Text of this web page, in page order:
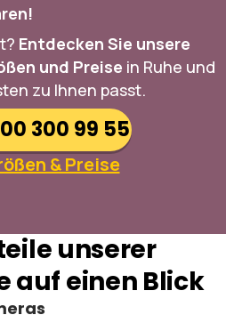
Entdecken Sie unsere
und Preise in Ruhe und
zu Ihnen passt.
300 99 55
& Preise
unserer
auf einen Blick